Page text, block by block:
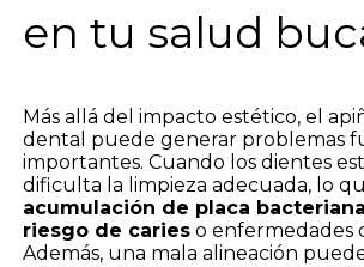
en tu salud
Más allá del impacto estético, el
dental puede generar problemas
importantes. Cuando los dientes
dificulta la limpieza adecuada, lo
acumulación de placa
riesgo de carieso enfermedades
Además, una mala alineación